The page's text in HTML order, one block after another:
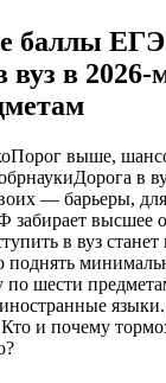
баллы ЕГЭ
вуз в
выше,
в
— барьеры,
высшее
в вуз
поднять
по шести
и почему